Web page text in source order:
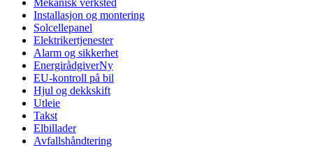
Mekanisk verksted
Installasjon og montering
Solcellepanel
Elektrikertjenester
Alarm og sikkerhet
EnergirådgiverNy
EU-kontroll på bil
Hjul og dekkskift
Utleie
Takst
Elbillader
Avfallshåndtering